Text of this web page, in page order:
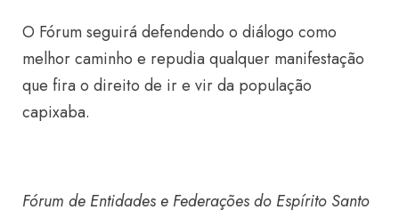
O Fórum seguirá defendendo o diálogo como
melhor caminho e repudia qualquer manifestação
que fira o direito de ir e vir da população
capixaba.
Fórum de Entidades e Federações do Espírito Santo